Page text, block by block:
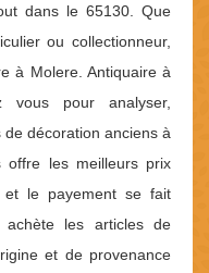
dans le 65130. Que
ou collectionneur,
à Molere. Antiquaire à
vous pour analyser,
décoration anciens à
offre les meilleurs prix
et le payement se fait
achète les articles de
et de provenance